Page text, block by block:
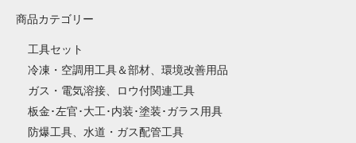
商品カテゴリー
工具セット
冷凍・空調用工具＆部材、環境改善用品
ガス・電気溶接、ロウ付関連工具
板金･左官･大工･内装･塗装･ガラス用具
防爆工具、水道・ガス配管工具